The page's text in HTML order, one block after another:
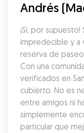
Andrés
¡Sí, por
impredecible y a
reserva de
Con una
verificados en
cubierto. No es
entre amigos ni
simplemente
particular que